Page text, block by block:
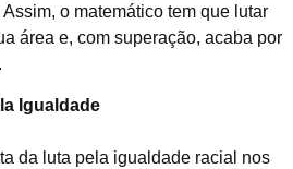
o matemático tem que lutar
área e, com superação, acaba por
Igualdade
da luta pela igualdade racial nos